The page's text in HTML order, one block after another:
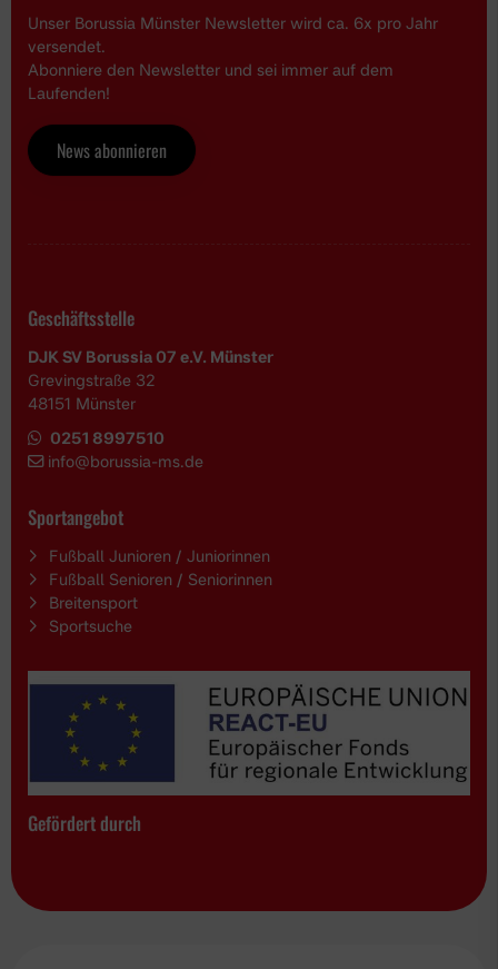
Unser Borussia Münster Newsletter wird ca. 6x pro Jahr
versendet.
Abonniere den Newsletter und sei immer auf dem
Laufenden!
News abonnieren
Geschäftsstelle
DJK SV Borussia 07 e.V. Münster
Grevingstraße 32
48151 Münster
0251 8997510
info@borussia-ms.de
Sportangebot
Fußball Junioren / Juniorinnen
Fußball Senioren / Seniorinnen
Breitensport
Sportsuche
Gefördert durch